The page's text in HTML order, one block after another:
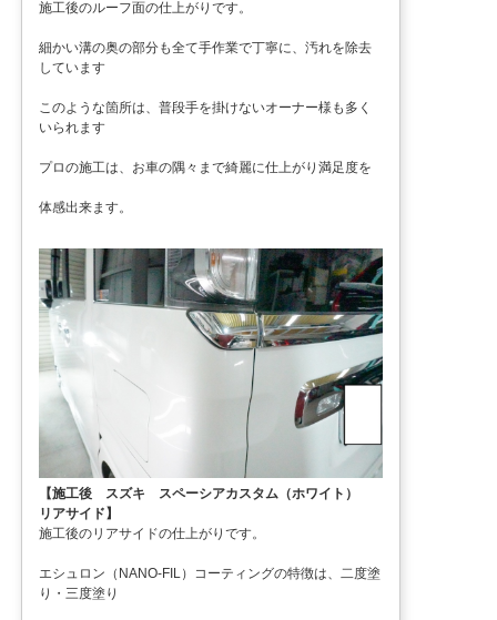
施工後のルーフ面の仕上がりです。
細かい溝の奥の部分も全て手作業で丁寧に、汚れを除去
しています
このような箇所は、普段手を掛けないオーナー様も多く
いられます
プロの施工は、お車の隅々まで綺麗に仕上がり満足度を
体感出来ます。
【施工後 スズキ スペーシアカスタム（ホワイト）
リアサイド】
施工後のリアサイドの仕上がりです。
エシュロン（NANO-FIL）コーティングの特徴は、二度塗
り・三度塗り